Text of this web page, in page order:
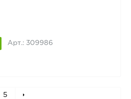
Арт.: 309986
5